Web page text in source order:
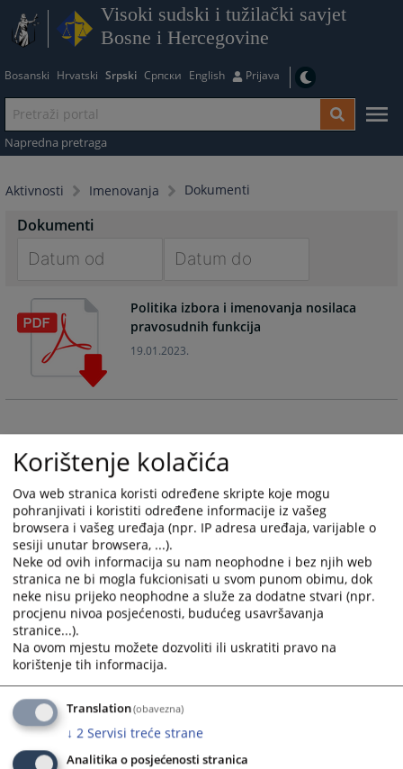
Visoki sudski i tužilački savjet
Bosne i Hercegovine
Bosanski Hrvatski Srpski Српски English Prijava
Napredna pretraga
Aktivnosti Imenovanja Dokumenti
Dokumenti
forward
to
interact
with
a
date.
Press
the
question
mark
key
to
get
the
keyboard
shortcuts
for
changing
forward
to
interact
a
date.
Press
the
question
mark
key
to
get
the
keyboard
shortcuts
for
changing
dates.
Politika izbora i imenovanja nosilaca
pravosudnih funkcija
19.01.2023.
Korištenje kolačića
Ova web stranica koristi određene skripte koje mogu
pohranjivati i koristiti određene informacije iz vašeg
browsera i vašeg uređaja (npr. IP adresa uređaja, varijable o
sesiji unutar browsera, ...).
Neke od ovih informacija su nam neophodne i bez njih web
stranica ne bi mogla fukcionisati u svom punom obimu, dok
neke nisu prijeko neophodne a služe za dodatne stvari (npr.
procjenu nivoa posjećenosti, budućeg usavršavanja
stranice...).
Na ovom mjestu možete dozvoliti ili uskratiti pravo na
korištenje tih informacija.
Translation(obavezna)
↓ 2 Servisi treće strane
Analitika o posjećenosti stranica